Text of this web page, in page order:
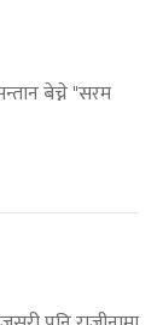
बेच्ने "सरम